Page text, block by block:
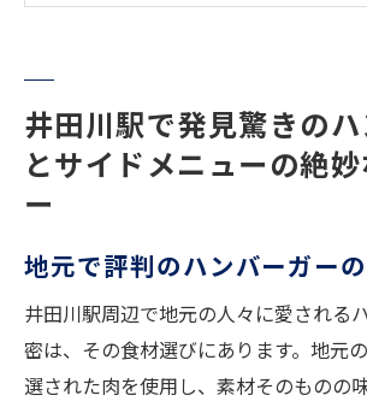
ファミリーで楽しむ美味しさ
地元食材を活かした井田川駅周
手作りソースが決め手の味
地元パン屋の特製バンズ
食材の組み合わせが生む新鮮
地域特産品を取り入れたメニ
井田川駅で発見驚きの
とサイドメニューの絶
ー
地元で評判のハンバーガー
井田川駅周辺で地元の人々に愛される
密は、その食材選びにあります。地元
選された肉を使用し、素材そのものの